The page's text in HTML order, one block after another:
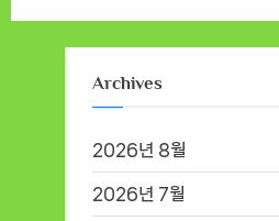
Archives
2026년 8월
2026년 7월